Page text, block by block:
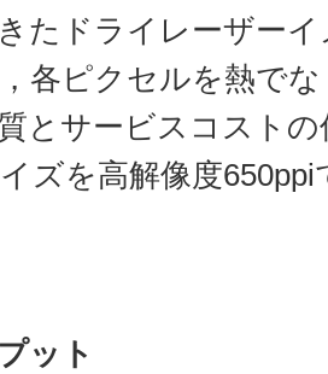
たドライレーザー
各ピクセルを熱で
とサービスコスト
ズを高解像度650ppi
ット